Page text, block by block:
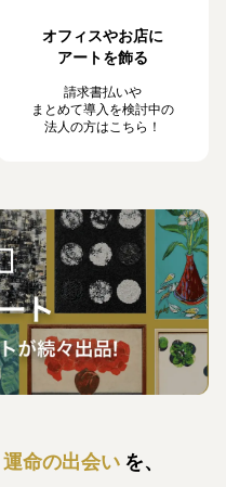
オフィスやお店に
アートを飾る
請求書払いや
まとめて導入を検討中の
法人の方はこちら！
運命の出会い を、